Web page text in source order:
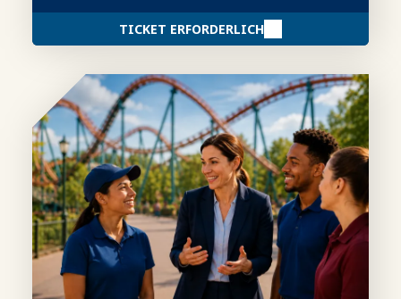
TICKET ERFORDERLICH